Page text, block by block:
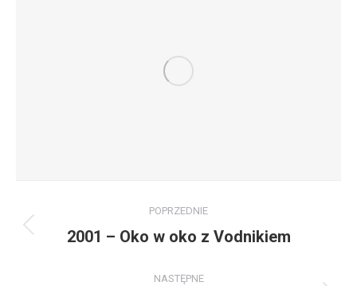
albumu
POPRZEDNIE
Poprzedni
2001 – Oko w oko z Vodnikiem
NASTĘPNE